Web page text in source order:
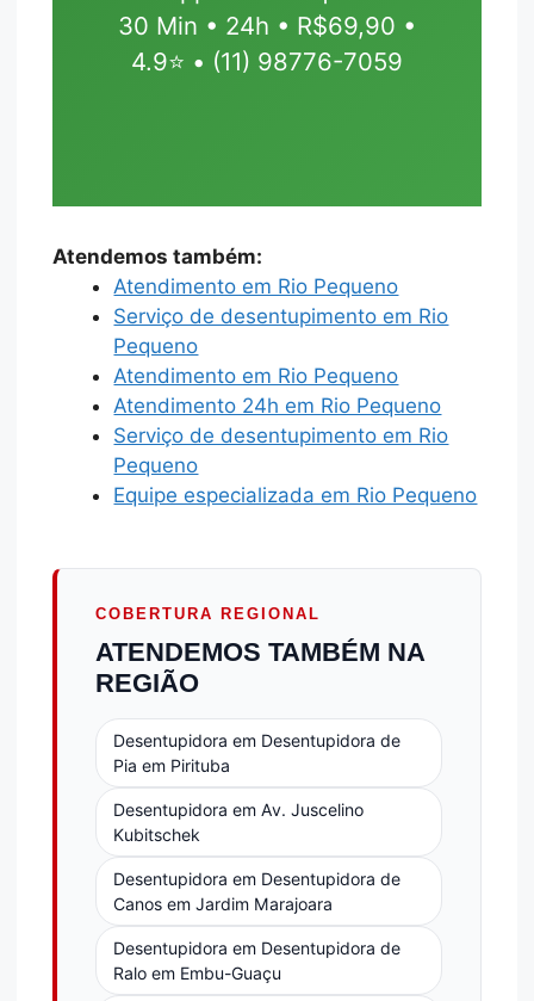
30 Min • 24h • R$69,90 •
4.9⭐ • (11) 98776-7059
Atendemos também:
Atendimento em Rio Pequeno
Serviço de desentupimento em Rio
Pequeno
Atendimento em Rio Pequeno
Atendimento 24h em Rio Pequeno
Serviço de desentupimento em Rio
Pequeno
Equipe especializada em Rio Pequeno
COBERTURA REGIONAL
ATENDEMOS TAMBÉM NA
REGIÃO
Desentupidora em Desentupidora de
Pia em Pirituba
Desentupidora em Av. Juscelino
Kubitschek
Desentupidora em Desentupidora de
Canos em Jardim Marajoara
Desentupidora em Desentupidora de
Ralo em Embu-Guaçu